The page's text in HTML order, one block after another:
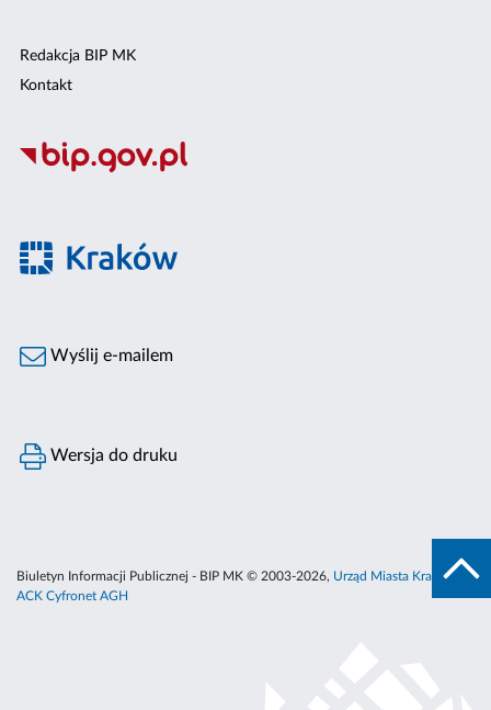
Redakcja BIP MK
Kontakt
Wyślij e-mailem
Wersja do druku
Biuletyn Informacji Publicznej - BIP MK © 2003-2026, Urząd Miasta Krakowa
ACK Cyfronet AGH